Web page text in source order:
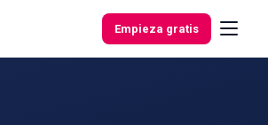
Empieza gratis